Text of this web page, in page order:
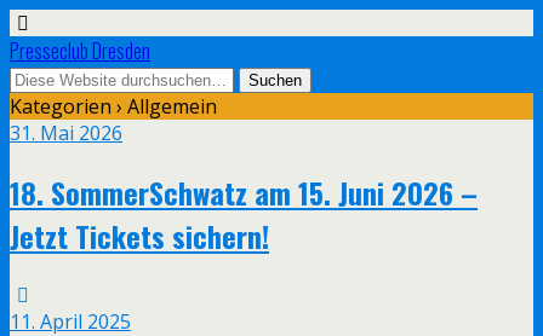
Presseclub Dresden
Kategorien › Allgemein
31. Mai 2026
18. SommerSchwatz am 15. Juni 2026 –
Jetzt Tickets sichern!
11. April 2025